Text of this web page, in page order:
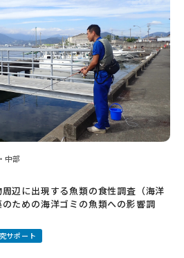
中部
辺に出現する魚類の食性調査（海洋
ための海洋ゴミの魚類への影響調
サポート